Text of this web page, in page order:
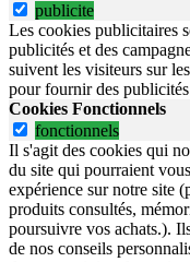
publicite
Les cookies publicitaires
publicités et des
suivent les visiteurs sur
pour fournir des
Cookies Fonctionnels
fonctionnels
Il s'agit des cookies qui
du site qui pourraient
expérience sur notre site
produits consultés,
poursuivre vos achats.).
de nos conseils